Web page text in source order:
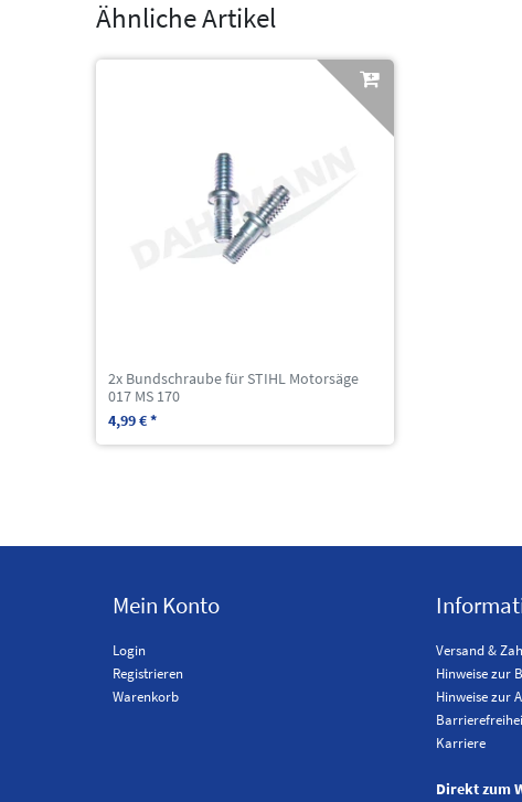
Ähnliche Artikel
2x Bundschraube für STIHL Motorsäge
017 MS 170
4,99 € *
Mein Konto
Login
Registrieren
Warenkorb
Versand &
Hinweise zur
Hinweise zur
Karriere
Direkt zum